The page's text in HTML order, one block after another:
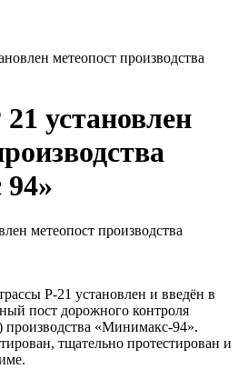
метеопост производства
установлен
Р‑21 установлен и введён в
пост дорожного контроля
«Минимакс‑94».
тщательно протестирован и